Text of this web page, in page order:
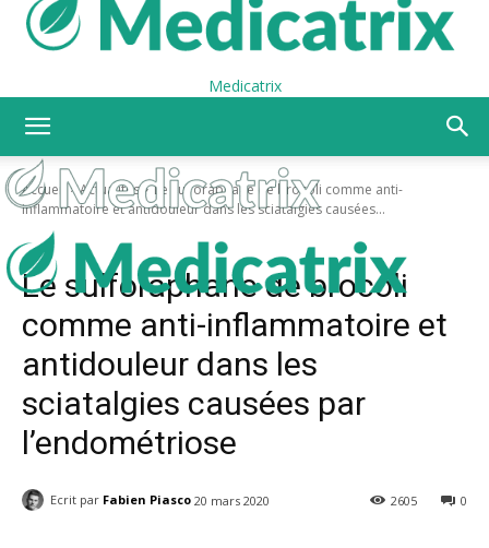
Medicatrix
Accueil Actualités
Le sulforaphane de brocoli comme anti-
inflammatoire et antidouleur dans les sciatalgies causées...
Actualités
Le sulforaphane de brocoli
comme anti-inflammatoire et
antidouleur dans les
sciatalgies causées par
l’endométriose
Ecrit par Fabien Piasco 20 mars 2020 0
2605